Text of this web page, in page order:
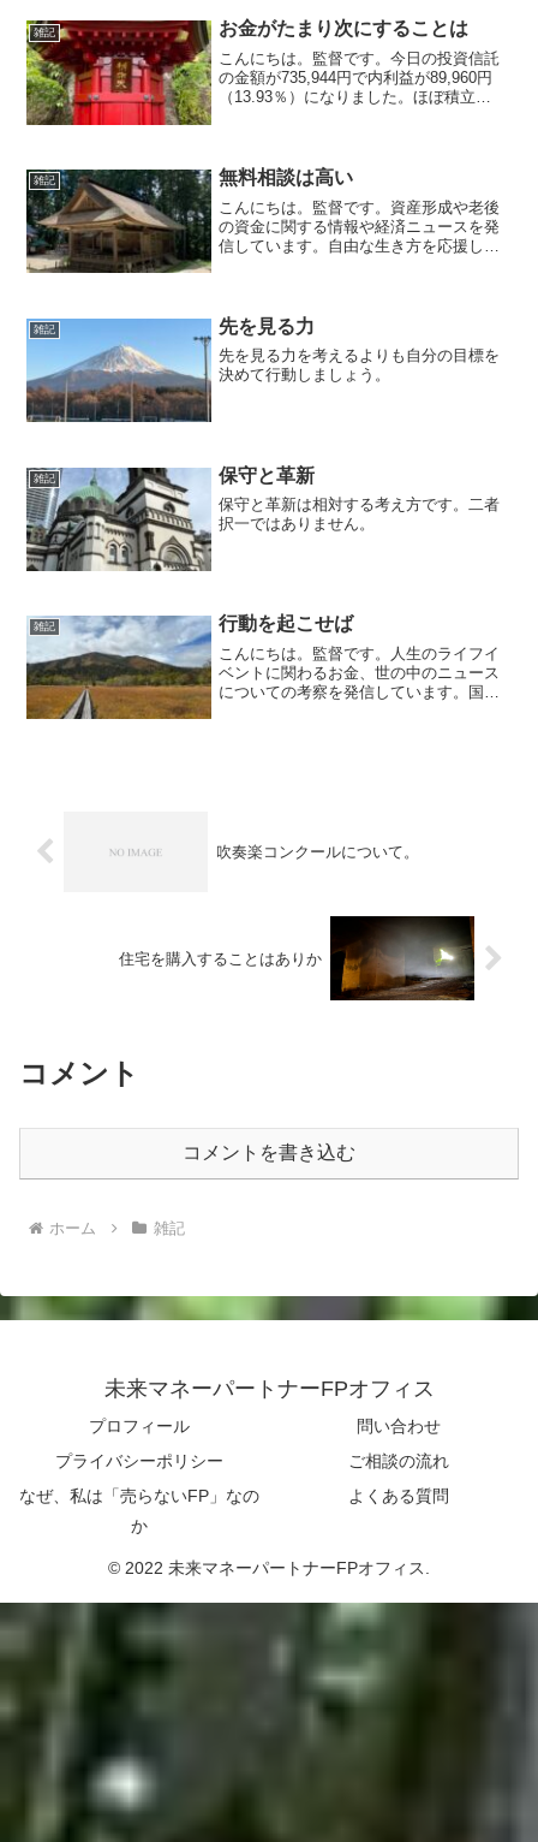
ョンを含みます）。...
雑記 お金がたまり次にすることは
こんにちは。監督です。今日の投資信託
の金額が735,944円で内利益が89,960円
（13.93％）になりました。ほぼ積立
た。基...
雑記 無料相談は高い
こんにちは。監督です。資産形成や老後
の資金に関する情報や経済ニュースを発
信しています。自由な生き方を応援して
ます。これは、本当に無...
雑記 先を見る力
先を見る力を考えるよりも自分の目標を
決めて行動しましょう。
雑記 保守と革新
保守と革新は相対する考え方です。二者
択一ではありません。
雑記 行動を起こせば
こんにちは。監督です。人生のライフイ
ベントに関わるお金、世の中のニュース
についての考察を発信しています。国家
吹奏楽コンクールについて。
住宅を購入することはありか
コメント
コメントを書き込む
ホーム 雑記
未来マネーパートナーFPオフィス
プロフィール
問い合わせ
プライバシーポリシー
ご相談の流れ
なぜ、私は「売らないFP」なの
か
よくある質問
© 2022 未来マネーパートナーFPオフィス.